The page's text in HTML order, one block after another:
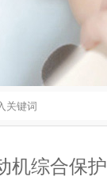
机综合保